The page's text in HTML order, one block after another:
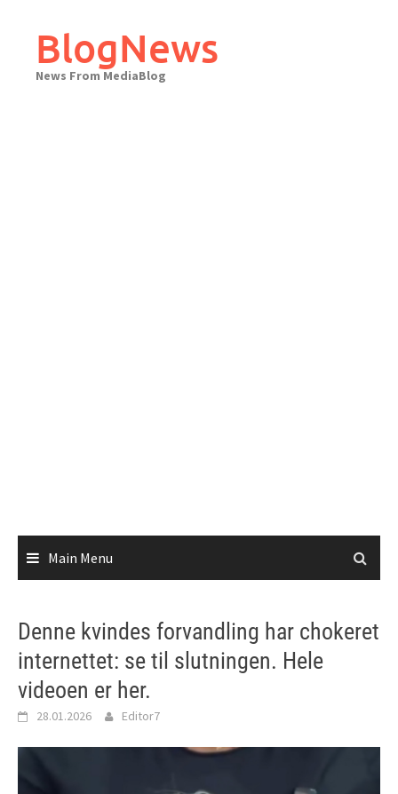
contentBlogNews
News From MediaBlog
Main Menu
Denne kvindes forvandling har chokeret
internettet: se til slutningen. Hele
videoen er her.
28.01.2026 Editor7